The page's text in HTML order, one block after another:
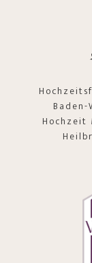
Hochzeit